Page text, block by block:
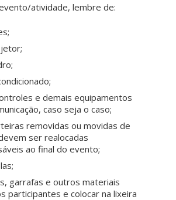
atividade, lembre de:
e demais equipamentos
caso seja o caso;
removidas ou movidas de
ser realocadas
ao final do evento;
garrafas e outros materiais
participantes e colocar na lixeira